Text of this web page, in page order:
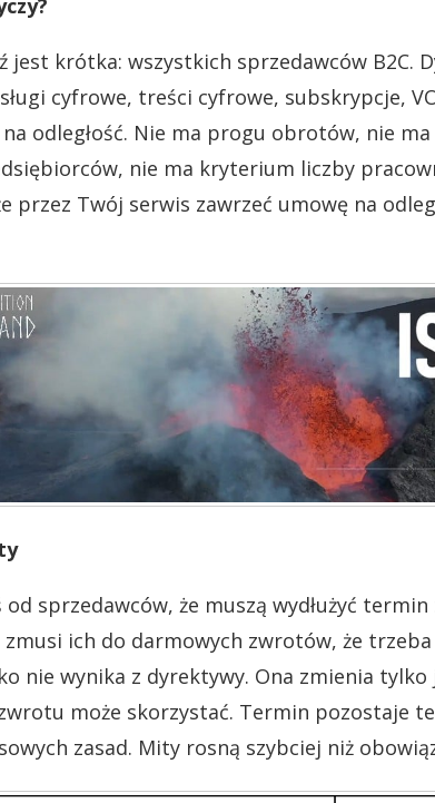
jest krótka: wszystkich sprzedawców B2C.
cyfrowe, treści cyfrowe, subskrypcje,
odległość. Nie ma progu obrotów, nie
nie ma kryterium liczby
przez Twój serwis zawrzeć umowę na
od sprzedawców, że muszą wydłużyć
ich do darmowych zwrotów, że
nie wynika z dyrektywy. Ona zmienia
może skorzystać. Termin pozostaje
zasad. Mity rosną szybciej niż